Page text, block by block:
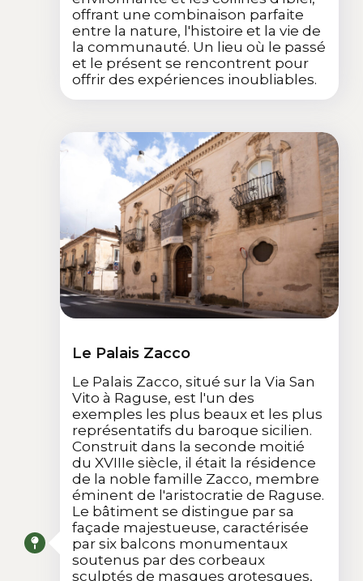
offrant une combinaison parfaite
entre la nature, l'histoire et la vie de
la communauté. Un lieu où le passé
et le présent se rencontrent pour
offrir des expériences inoubliables.
Le Palais Zacco
Le Palais Zacco, situé sur la Via San
Vito à Raguse, est l'un des
exemples les plus beaux et les plus
représentatifs du baroque sicilien.
Construit dans la seconde moitié
du XVIIIe siècle, il était la résidence
de la noble famille Zacco, membre
éminent de l'aristocratie de Raguse.
Le bâtiment se distingue par sa
façade majestueuse, caractérisée
par six balcons monumentaux
soutenus par des corbeaux
sculptés de masques grotesques,